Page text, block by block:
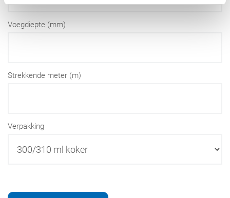
Voegdiepte (mm)
Strekkende meter (m)
Verpakking